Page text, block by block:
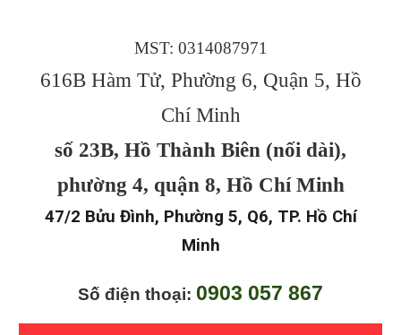
MST: 0314087971
616B Hàm Tử, Phường 6, Quận 5, Hồ
Chí Minh
số 23B, Hồ Thành Biên (nối dài),
phường 4, quận 8, Hồ Chí Minh
47/2 Bửu Đình, Phường 5, Q6, TP. Hồ Chí
Minh
Số điện thoại: 0903 057 867